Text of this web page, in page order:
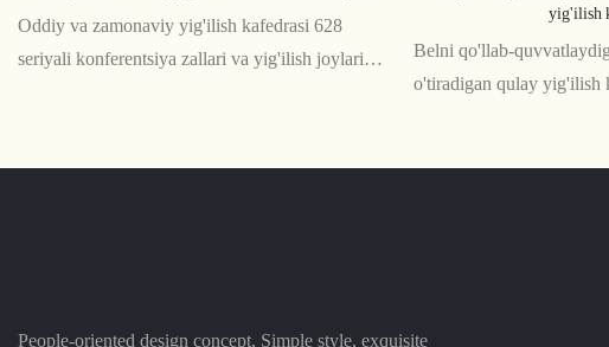
Oddiy va zamonaviy yig'ilish kafedrasi 628
seriyali konferentsiya zallari va yig'ilish joylari
yig'ilish
Belni qo'llab-
o'tiradigan qulay yig'ilish
People-oriented design concept, Simple style, exquisite